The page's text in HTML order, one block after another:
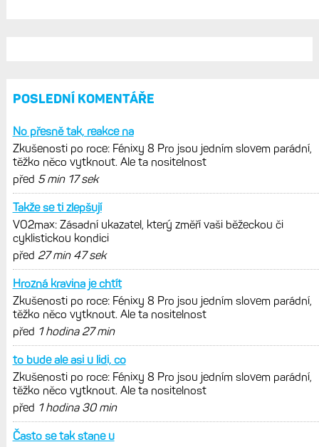
vytknout. Ale ta nositelnost
Zaměření zátěže: Hodnotí, zda je váš
trénink produktivní a jestli se nachází
v optimálních oblastech
Garmin poprvé překonal hranici
300 dolarů. Cena akcií za devět
měsíců výrazně vzrostla
Elektrokola s motorem Bosch se
konečně mohou propojit s Garminem.
Zatím ale jen s Edge
Model Fénix 9 ve třech variantách.
Základ, Pro a inReach. Přijde i menší
verze 43 mm a také solární MIP